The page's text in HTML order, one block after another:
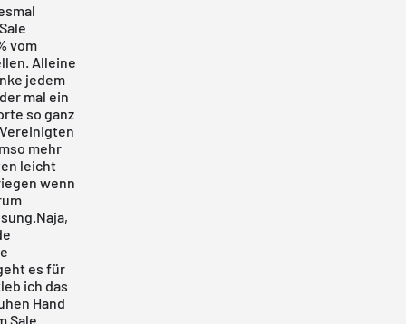
vom
Alleine
jedem
mal ein
so ganz
mehr
leicht
wenn
es für
ich das
Hand
Sale